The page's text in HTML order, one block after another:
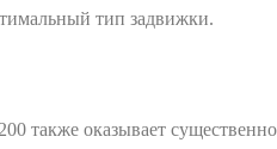
тип задвижки.
также оказывает